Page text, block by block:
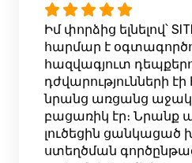
Իմ փորձից ելնելով՝
հարմար է
հազվագյուտ
դժվարությունների
նրանց առցանց
բացառիկ էր։ Նրանք
լուծեցին ցանկացած
ստեղծման